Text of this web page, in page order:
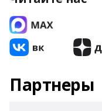
Партнеры